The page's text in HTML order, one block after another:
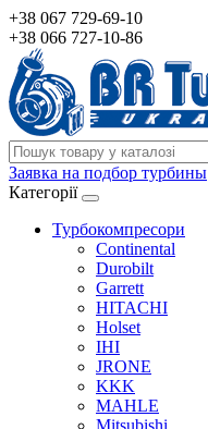
+38 067 729-69-10
+38 066 727-10-86
Заявка на подбор турбины
Категорії
Турбокомпресори
Continental
Durobilt
Garrett
HITACHI
Holset
IHI
JRONE
KKK
MAHLE
Mitsubishi